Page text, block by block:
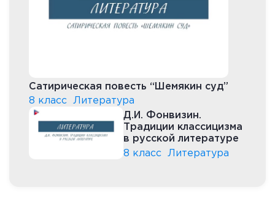
Сатирическая повесть “Шемякин суд”
8 класс
Литература
Д.И. Фонвизин.
Традиции классицизма
в русской литературе
8 класс
Литература